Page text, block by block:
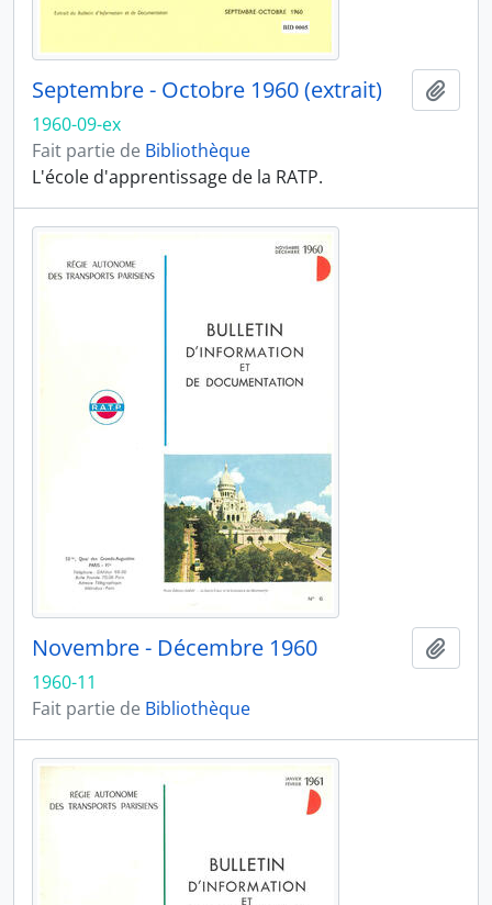
Septembre - Octobre 1960 (extrait)
1960-09-ex
Fait partie de Bibliothèque
L'école d'apprentissage de la RATP.
Novembre - Décembre 1960
1960-11
Fait partie de Bibliothèque